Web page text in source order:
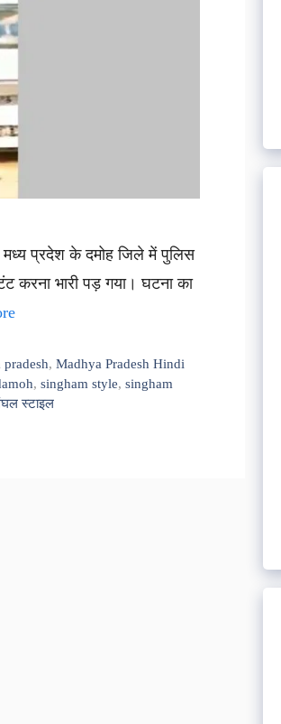
प्रदेश के दमोह जिले में पुलिस
करना भारी पड़ गया। घटना का
pradesh,Madhya Pradesh Hindi
, singham style, singham
स्टाइल